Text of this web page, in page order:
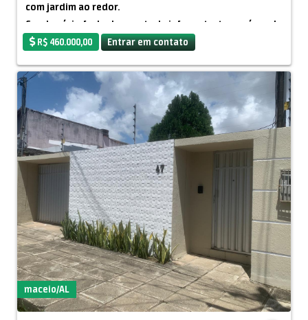
com jardim ao redor.
Condomínio fechado com toda infra estrutura e área de
lazer com quadras, piscina, salão de festas, guarita
já com vários moradores e muitas casas em
construção.
Condomínio porto monte.
Toda legalizada pronta para financiar com 100 m² area
construida em lote de 200 m²
visitas com Machado pelo zap 82-982291845
R$ 460.000,00 Entrar em contato
maceio/AL